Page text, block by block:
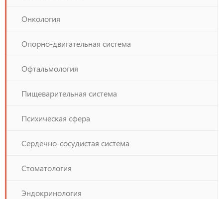
Онкология
Опорно-двигательная система
Офтальмология
Пищеварительная система
Психическая сфера
Сердечно-сосудистая система
Стоматология
Эндокринология